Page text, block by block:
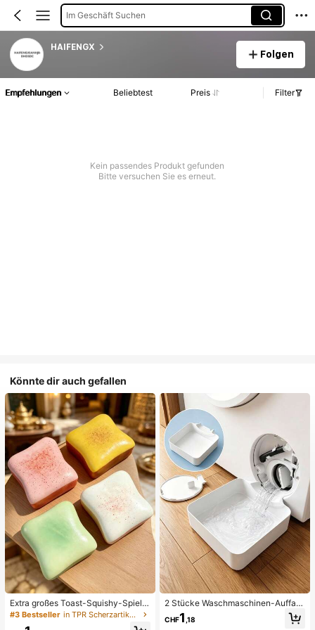
Im Geschäft Suchen
HAIFENGX
Folgen
Empfehlungen Beliebtest Preis Filter
Kein passendes Produkt gefunden
Bitte versuchen Sie es erneut.
Könnte dir auch gefallen
Extra großes Toast-Squishy-Spielz
eug, superweiches Buttertoast-Stre
#3 Bestseller in TPR Scherzartikel und Scherzartikel für Teenage
2 Stücke Waschmaschinen-Auffan
gwanne Tropfschale, wasserdichte
Bodenschutzmatte für Waschraum,
CHF1 ,18